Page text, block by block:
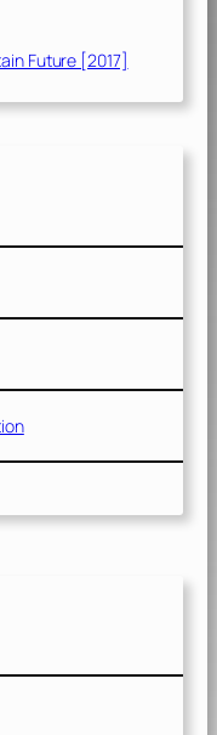
Future [2017]